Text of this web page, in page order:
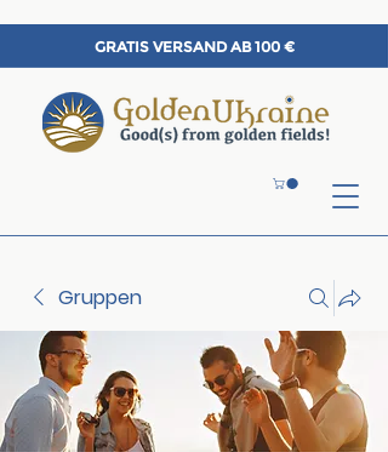
GRATIS VERSAND AB 100 €
Gruppen